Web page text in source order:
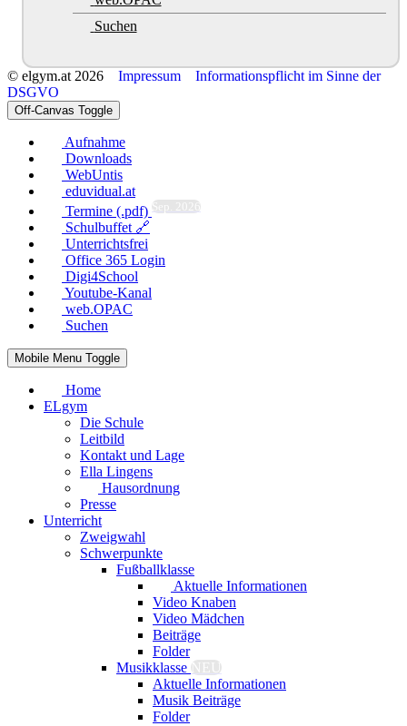
Suchen
© elgym.at 2026 Impressum
Informationspflicht im Sinne der
DSGVO
Off-Canvas Toggle
Aufnahme
Downloads
WebUntis
eduvidual.at
Termine (.pdf) Sep. 2026
Schulbuffet 🔗
Unterrichtsfrei
Office 365 Login
Digi4School
Youtube-Kanal
web.OPAC
Suchen
Mobile Menu Toggle
Home
ELgym
Die Schule
Leitbild
Kontakt und Lage
Ella Lingens
Hausordnung
Presse
Unterricht
Zweigwahl
Schwerpunkte
Fußballklasse
Aktuelle Informationen
Video Knaben
Video Mädchen
Beiträge
Folder
Musikklasse NEU
Aktuelle Informationen
Musik Beiträge
Folder